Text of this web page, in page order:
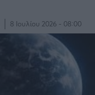
8 Ιουλίου 2026 - 08:00